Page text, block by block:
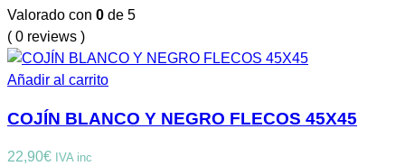
Valorado con 0 de 5
( 0 reviews )
Añadir al carrito
COJÍN BLANCO Y NEGRO FLECOS 45X45
22,90€ IVA inc